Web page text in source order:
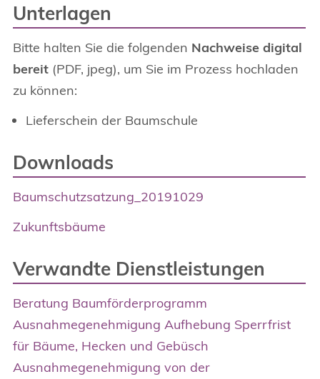
Unterlagen
Bitte halten Sie die folgenden Nachweise digital
bereit (PDF, jpeg), um Sie im Prozess hochladen
zu können:
Lieferschein der Baumschule
Downloads
Baumschutzsatzung_20191029
Zukunftsbäume
Verwandte Dienstleistungen
Beratung Baumförderprogramm
Ausnahmegenehmigung Aufhebung Sperrfrist
für Bäume, Hecken und Gebüsch
Ausnahmegenehmigung von der